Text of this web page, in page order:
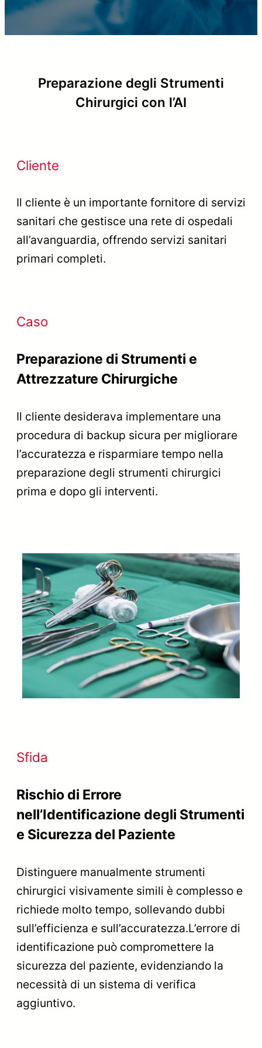
Preparazione degli Strumenti
Chirurgici con l’AI
Cliente
Il cliente è un importante fornitore di servizi
sanitari che gestisce una rete di ospedali
all’avanguardia, offrendo servizi sanitari
primari completi.
Caso
Preparazione di Strumenti e
Attrezzature Chirurgiche
Il cliente desiderava implementare una
procedura di backup sicura per migliorare
l’accuratezza e risparmiare tempo nella
preparazione degli strumenti chirurgici
prima e dopo gli interventi.
Sfida
Rischio di Errore
nell’Identificazione degli Strumenti
e Sicurezza del Paziente
Distinguere manualmente strumenti
chirurgici visivamente simili è complesso e
richiede molto tempo, sollevando dubbi
sull’efficienza e sull’accuratezza.L’errore di
identificazione può compromettere la
sicurezza del paziente, evidenziando la
necessità di un sistema di verifica
aggiuntivo.